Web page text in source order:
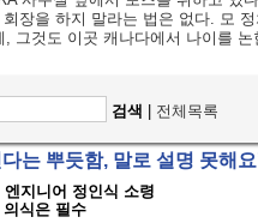
장을 하지 말라는 법은 없다. 모
그것도 이곳 캐나다에서 나이를 논
검색 전체목록
는 뿌듯함, 말로 설명 못해요
지니어 정인식 소령
식은 필수